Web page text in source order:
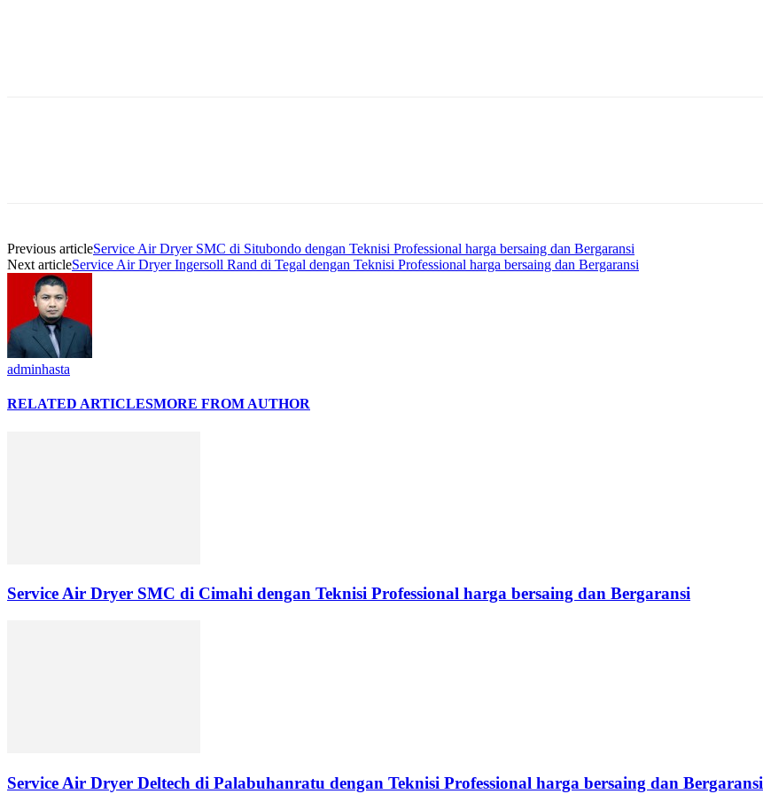
Previous articleService Air Dryer SMC di Situbondo dengan Teknisi Professional harga bersaing dan Bergaransi
Next articleService Air Dryer Ingersoll Rand di Tegal dengan Teknisi Professional harga bersaing dan Bergaransi
adminhasta
RELATED ARTICLESMORE FROM AUTHOR
Service Air Dryer SMC di Cimahi dengan Teknisi Professional harga bersaing dan Bergaransi
Service Air Dryer Deltech di Palabuhanratu dengan Teknisi Professional harga bersaing dan Bergaransi